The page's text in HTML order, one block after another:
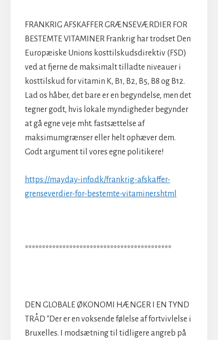
FRANKRIG AFSKAFFER GRÆNSEVÆRDIER FOR
BESTEMTE VITAMINER Frankrig har trodset Den
Europæiske Unions kosttilskudsdirektiv (FSD)
ved at fjerne de maksimalt tilladte niveauer i
kosttilskud for vitamin K, B1, B2, B5, B8 og B12.
Lad os håber, det bare er en begyndelse, men det
tegner godt, hvis lokale myndigheder begynder
at gå egne veje mht. fastsættelse af
maksimumgrænser eller helt ophæver dem.
Godt argument til vores egne politikere!
https://mayday-info.dk/frankrig-afskaffer-
grenseverdier-for-bestemte-vitaminer.shtml
*******************************************
DEN GLOBALE ØKONOMI HÆNGER I EN TYND
TRÅD "Der er en voksende følelse af fortvivlelse i
Bruxelles. I modsætning til tidligere angreb på